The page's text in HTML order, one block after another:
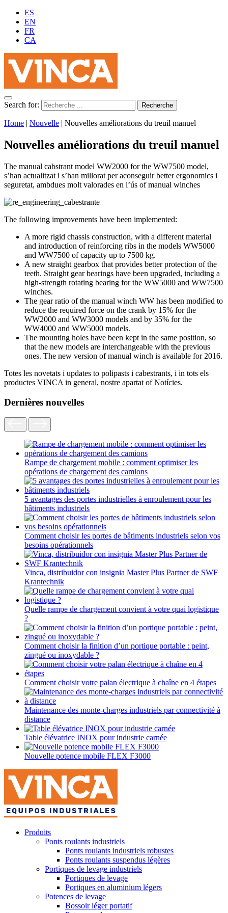
ES
EN
FR
CA
Search for:
Home | Nouvelle | Nouvelles améliorations du treuil manuel
Nouvelles améliorations du treuil manuel
The manual cabstrant model WW2000 for the WW7500 model,
s’han actualitzat i s’han millorat per aconseguir better ergonomics i
seguretat, ambdues molt valorades en l’ús of manual winches
The following improvements have been implemented:
A more rigid chassis construction, with a different material
and introduction of reinforcing ribs in the models WW5000
and WW7500 of capacity up to 7500 kg.
A new straight gearbox that provides better protection of the
teeth. Straight gear bearings have been upgraded, including a
high-strength rotating bearing for the WW5000 and WW7500
winches.
The gear ratio of the manual winch WW has been modified to
reduce the required force on the crank by 15% for the
WW2000 and WW3000 models and by 35% for the
WW4000 and WW5000 models.
The mounting holes have been kept in the same position, so
that the new models are interchangeable with the previous
ones. The new version of manual winch is available for 2016.
Totes les novetats i updates to polipasts i cabestrants, i in tots els
productes VINCA in general, nostre apartat of Notícies.
Dernières nouvelles
Rampe de chargement mobile : comment optimiser les
opérations de chargement des camions
5 avantages des portes industrielles à enroulement pour les
bâtiments industriels
Comment choisir les portes de bâtiments industriels selon vos
besoins opérationnels
Vinca, distribuidor con insignia Master Plus Partner de SWF
Krantechnik
Quelle rampe de chargement convient à votre quai logistique
?
Comment choisir la finition d’un portique portable : peint,
zingué ou inoxydable ?
Comment choisir votre palan électrique à chaîne en 4 étapes
Maintenance des monte-charges industriels par connectivité à
distance
Table élévatrice INOX pour industrie carnée
Nouvelle potence mobile FLEX F3000
Produits
Ponts roulants industriels
Ponts roulants industriels robustes
Ponts roulants suspendus légères
Portiques de levage industriels
Portiques de levage
Portiques en aluminium légers
Potences de levage
Bossoir léger portatif